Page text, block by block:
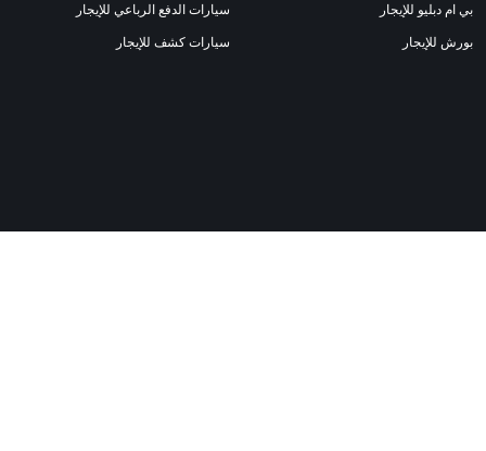
بي ام دبليو للإيجار
بورش للإيجار
سيارات الدفع الرباعي للإيجار
سيارات كشف للإيجار